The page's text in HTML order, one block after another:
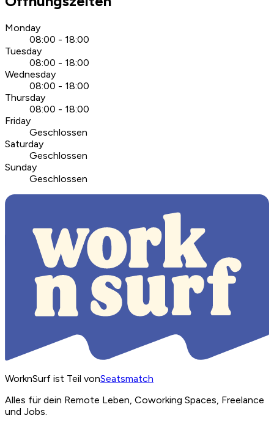
Monday
08:00 - 18:00
Tuesday
08:00 - 18:00
Wednesday
08:00 - 18:00
Thursday
08:00 - 18:00
Friday
Geschlossen
Saturday
Geschlossen
Sunday
Geschlossen
WorknSurf ist Teil vonSeatsmatch
Alles für dein Remote Leben, Coworking Spaces, Freelance
und Jobs.